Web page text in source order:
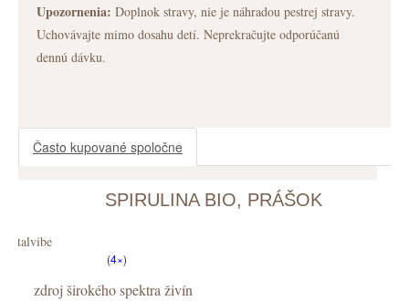
Upozornenia: Doplnok stravy, nie je náhradou pestrej stravy.
Uchovávajte mimo dosahu detí. Neprekračujte odporúčanú
dennú dávku.
Často kupované spoločne
SPIRULINA BIO, PRÁŠOK
Vitalvibe
(4×)
zdroj širokého spektra živín